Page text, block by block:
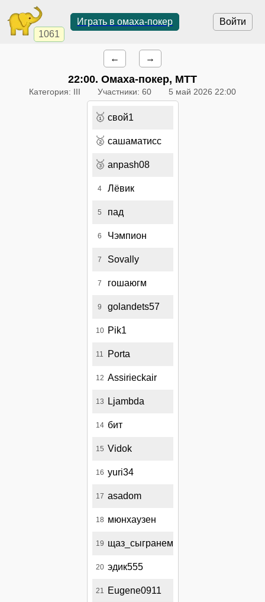
1061
Войти
Играть в омаха-покер
← →
22:00. Омаха-покер, МТТ
Категория: III Участники: 60 5 май 2026 22:00
🥇 свой1
🥈 сашаматисс
🥉 anpash08
4 Лёвик
5 пад
6 Чэмпион
7 Sovally
7 гошаюгм
9 golandets57
10 Pik1
11 Porta
12 Assirieckair
13 Ljambda
14 бит
15 Vidok
16 yuri34
17 asadom
18 мюнхаузен
19 щаз_сыгранем
20 эдик555
21 Eugene0911